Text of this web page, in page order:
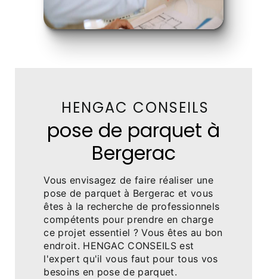
HENGAC CONSEILS
pose de parquet à
Bergerac
Vous envisagez de faire réaliser une
pose de parquet à Bergerac et vous
êtes à la recherche de professionnels
compétents pour prendre en charge
ce projet essentiel ? Vous êtes au bon
endroit. HENGAC CONSEILS est
l'expert qu'il vous faut pour tous vos
besoins en pose de parquet.